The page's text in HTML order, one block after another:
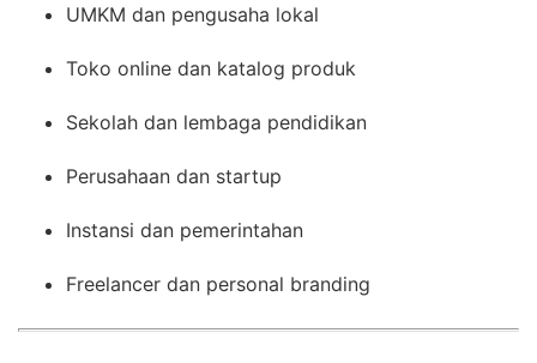
UMKM dan pengusaha lokal
Toko online dan katalog produk
Sekolah dan lembaga pendidikan
Perusahaan dan startup
Instansi dan pemerintahan
Freelancer dan personal branding